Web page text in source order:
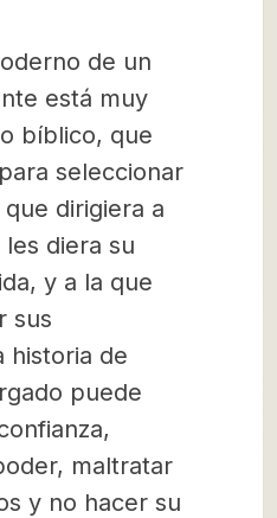
de un
está muy
bíblico, que
seleccionar
dirigiera a
diera su
y a la que
sus
historia de
puede
maltratar
y no hacer su